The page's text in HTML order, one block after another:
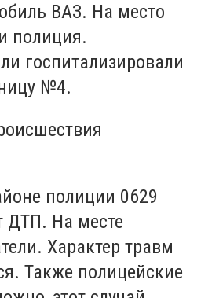
ВАЗ. На место
полиция.
госпитализировали
№4.
полиции 0629
ДТП. На месте
Характер травм
Также полицейские